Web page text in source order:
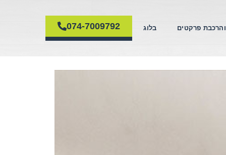
והרכבת פרקטים בלוג 074-7009792